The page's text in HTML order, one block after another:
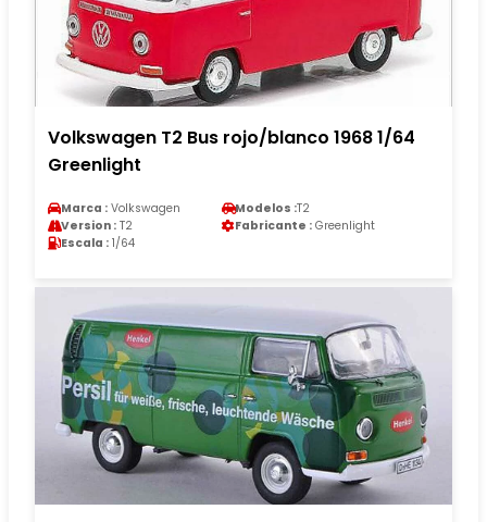
Volkswagen T2 Bus rojo/blanco 1968 1/64
Greenlight
Marca : Volkswagen Modelos :T2
Version : T2 Fabricante : Greenlight
Escala : 1/64